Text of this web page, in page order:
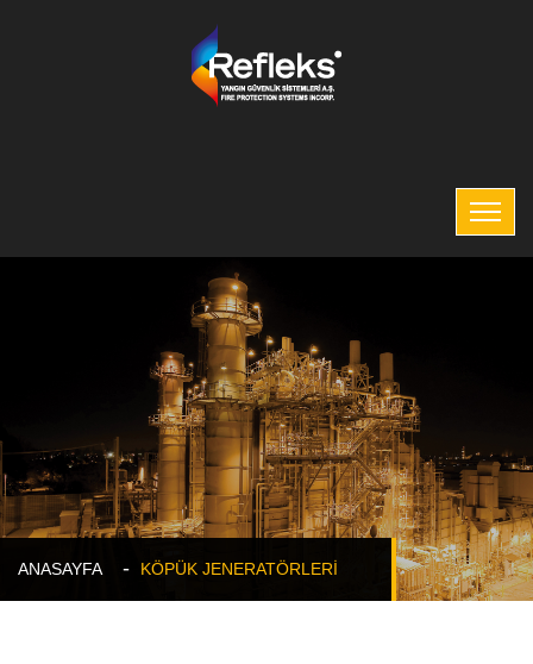
ANASAYFA KÖPÜK JENERATÖRLERI